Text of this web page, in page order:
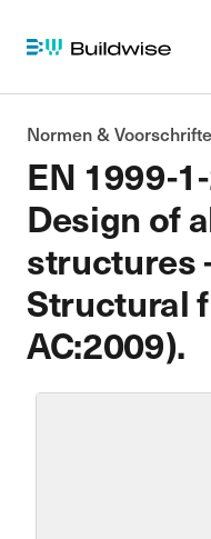
EN 1999-
Design of
structures
Structural
AC:2009).
Normen &